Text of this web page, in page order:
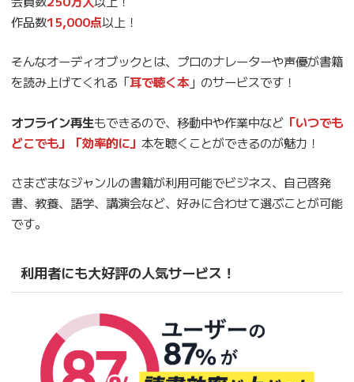
作品数15,000点以上！
そんなオーディオブックとは、プロのナレーターや声優が書籍
を読み上げてくれる「耳で聴く本」のサービスです！
オフライン再生もできるので、移動中や作業中など「いつでも
どこでも」「効率的に」 本を聴くことができるのが魅力！
さまざまなジャンルの書籍が利用可能でビジネス、自己啓発
書、教養、語学、講演会など、好みに合わせて選ぶことが可能
です。
利用者にも大好評の人気サービス！